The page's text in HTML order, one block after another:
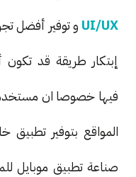
UI/UX و توفير أفضل
إبتكار طريقة قد
فيها خصوصا ان
المواقع بتوفير
صناعة تطبيق موبايل